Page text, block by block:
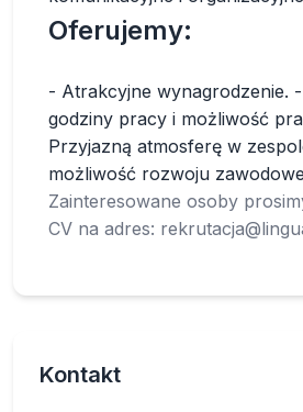
Oferujemy:
- Atrakcyjne wynagrodzenie.
godziny pracy i możliwość
Przyjazną atmosferę w
możliwość rozwoju
Zainteresowane osoby
CV na adres:
Kontakt